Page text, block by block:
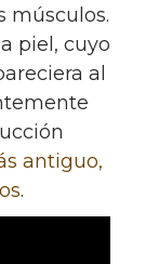
músculos.
piel, cuyo
al
antiguo,
.